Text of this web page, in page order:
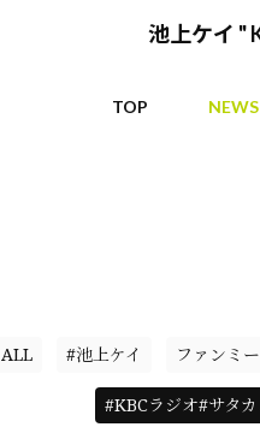
池上ケイ "
TOP NEWS
ALL #池上ケイ ファンミ
#KBCラジオ#サタ